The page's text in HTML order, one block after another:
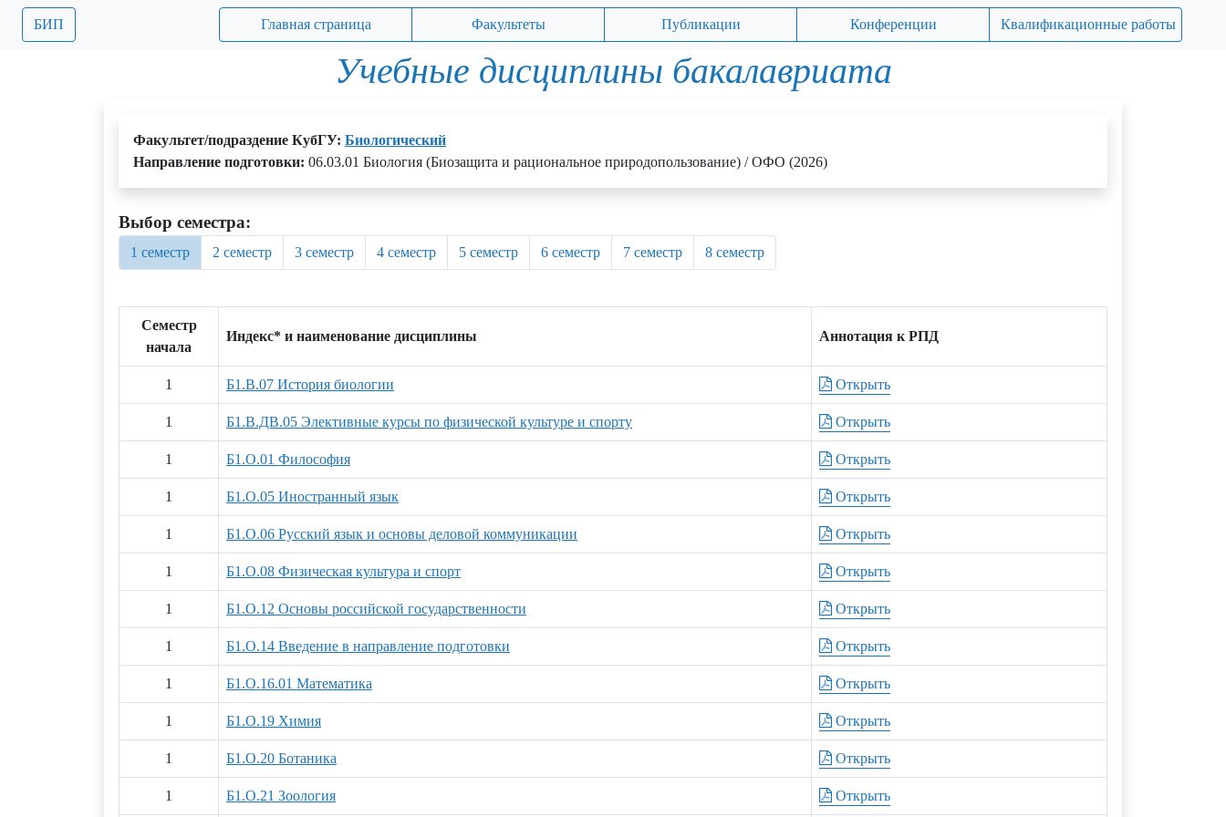
БИП Главная страница Факультеты Публикации Конференции Квалификационные работы
Учебные дисциплины бакалавриата
Факультет/подраздение КубГУ: Биологический
Направление подготовки: 06.03.01 Биология (Биозащита и рациональное природопользование) / ОФО (2026)
Выбор семестра:
1 семестр 2 семестр 3 семестр 4 семестр 5 семестр 6 семестр 7 семестр 8 семестр
Семестр
начала
Индекс* и наименование дисциплины Аннотация к РПД
1 Б1.В.07 История биологии Открыть
1 Б1.В.ДВ.05 Элективные курсы по физической культуре и спорту Открыть
1 Б1.О.01 Философия Открыть
1 Б1.О.05 Иностранный язык Открыть
1 Б1.О.06 Русский язык и основы деловой коммуникации Открыть
1 Б1.О.08 Физическая культура и спорт Открыть
1 Б1.О.12 Основы российской государственности Открыть
1 Б1.О.14 Введение в направление подготовки Открыть
1 Б1.О.16.01 Математика Открыть
1 Б1.О.19 Химия Открыть
1 Б1.О.20 Ботаника Открыть
1 Б1.О.21 Зоология Открыть